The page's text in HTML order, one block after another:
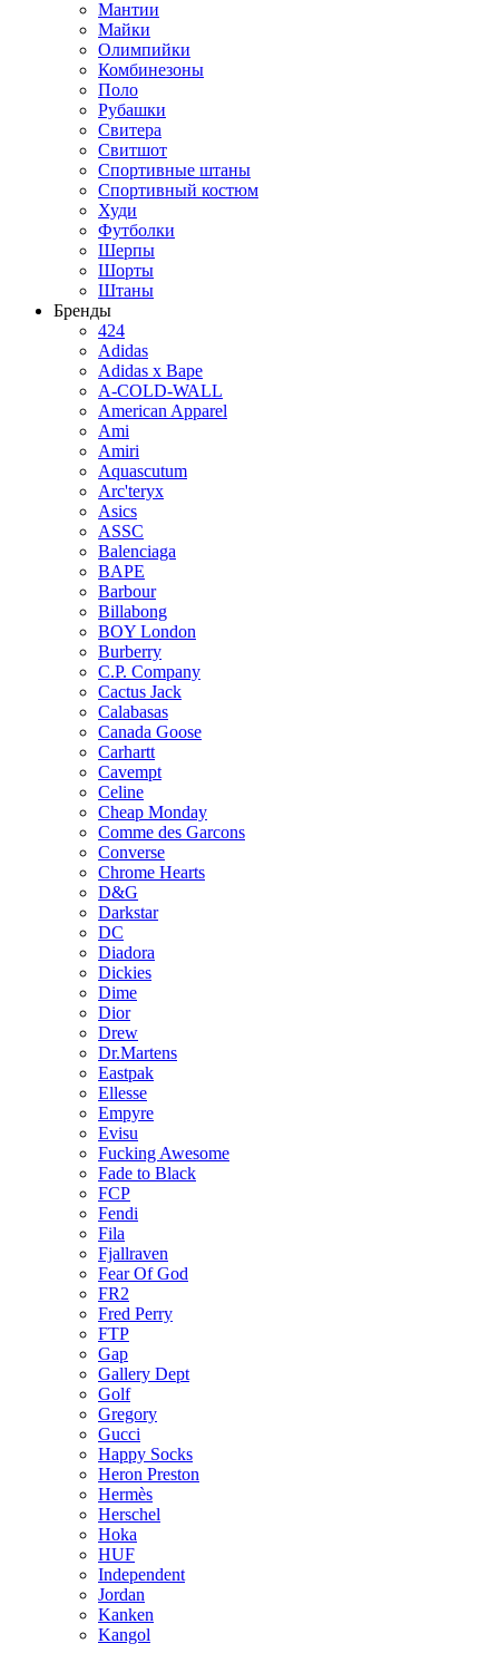
Мантии
Майки
Олимпийки
Комбинезоны
Поло
Рубашки
Свитера
Свитшот
Спортивные штаны
Спортивный костюм
Худи
Футболки
Шерпы
Шорты
Штаны
Бренды
424
Adidas
Adidas x Bape
A-COLD-WALL
American Apparel
Ami
Amiri
Aquascutum
Arc'teryx
Asics
ASSC
Balenciaga
BAPE
Barbour
Billabong
BOY London
Burberry
C.P. Company
Cactus Jack
Calabasas
Canada Goose
Carhartt
Cavempt
Celine
Cheap Monday
Comme des Garcons
Converse
Chrome Hearts
D&G
Darkstar
DC
Diadora
Dickies
Dime
Dior
Drew
Dr.Martens
Eastpak
Ellesse
Empyre
Evisu
Fucking Awesome
Fade to Black
FCP
Fendi
Fila
Fjallraven
Fear Of God
FR2
Fred Perry
FTP
Gap
Gallery Dept
Golf
Gregory
Gucci
Happy Socks
Heron Preston
Hermès
Hersсhel
Hoka
HUF
Independent
Jordan
Kanken
Kangol